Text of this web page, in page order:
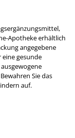
Apotheke erhältlich
angegebene
eine gesunde
Sie das
auf.